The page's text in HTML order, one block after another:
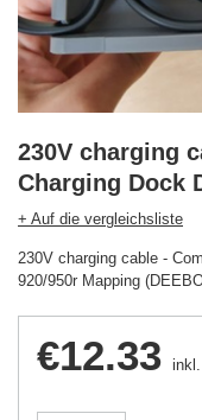
230V charging
Charging Dock
+ Auf die vergleichsliste
230V charging cable -
920/950r Mapping
€12.33